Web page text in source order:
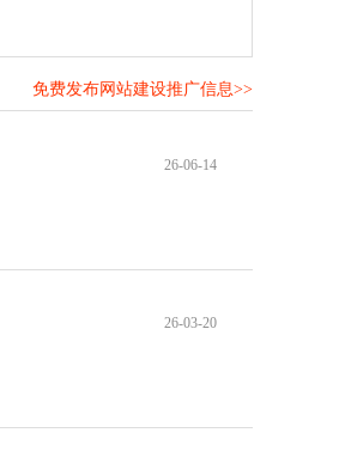
免费发布网站建设推广信息>>
26-06-14
26-03-20